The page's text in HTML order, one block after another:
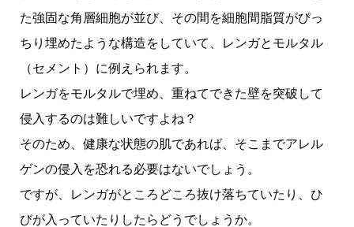
た強固な角層細胞が並び、その間を細胞間脂質がぴっ
ちり埋めたような構造をしていて、レンガとモルタル
（セメント）に例えられます。
レンガをモルタルで埋め、重ねてできた壁を突破して
侵入するのは難しいですよね？
そのため、健康な状態の肌であれば、そこまでアレル
ゲンの侵入を恐れる必要はないでしょう。
ですが、レンガがところどころ抜け落ちていたり、ひ
びが入っていたりしたらどうでしょうか。